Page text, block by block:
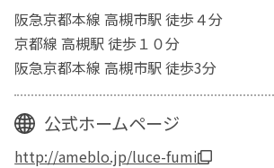
阪急京都本線 高槻市駅 徒歩４分
京都線 高槻駅 徒歩１０分
阪急京都本線 高槻市駅 徒歩3分
公式ホームページ
http://ameblo.jp/luce-fumi